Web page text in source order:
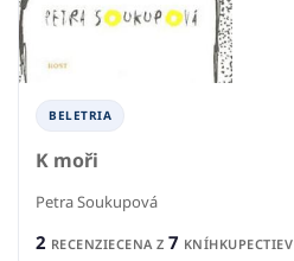
BELETRIA
K moři
Petra Soukupová
2 RECENZIECENA Z 7 KNÍHKUPECTIEV